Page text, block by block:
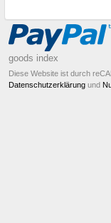
goods index
Diese Website ist durch
Datenschutzerklärung und